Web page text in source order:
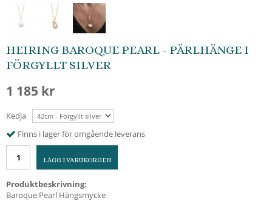
HEIRING BAROQUE PEARL - PÄRLHÄNGE I
FÖRGYLLT SILVER
1 185 kr
Kedja
Finns i lager för omgående leverans
LÄGG I VARUKORGEN
Produktbeskrivning:
Baroque Pearl Hängsmycke